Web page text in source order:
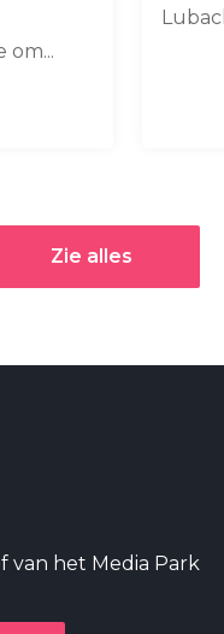
om...
Zie alles
van het Media Park